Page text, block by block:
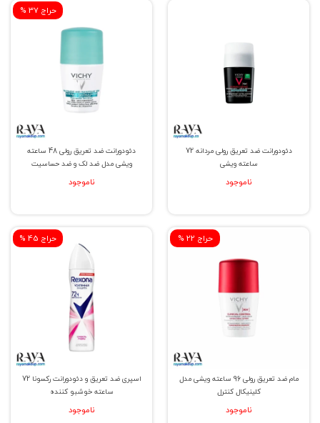
دئودورانت ضد تعریق رولی مردانه 72
ساعته ویشی
ناموجود
% حراج 37
دئودورانت ضد تعریق رولی 48 ساعته
ویشی مدل ضد لک و ضد حساسیت
ناموجود
% حراج 22
مام ضد تعریق رولی 96 ساعته ویشی مدل
کلینیکال کنترل
ناموجود
% حراج 45
اسپری ضد تعریق و دئودورانت رکسونا 72
ساعته خوشبو کننده
ناموجود